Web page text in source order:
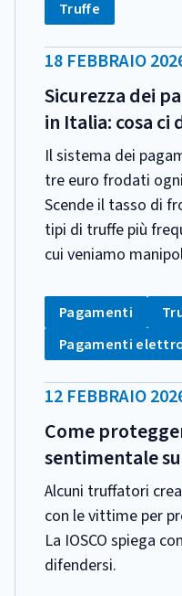
Tag:
Truffe
DATA
PUBBLICAZIONE:
18 FEBBRAIO
Sicurezza dei
in Italia: cosa ci
Il sistema dei
tre euro frodati
Scende il tasso di
tipi di truffe più
cui veniamo
CATEGORIA:
Tag:
Pagamenti
Tag:
Pagamenti
DATA
PUBBLICAZIONE:
12 FEBBRAIO
Come
sentimentale
Alcuni truffatori
con le vittime per
La IOSCO spiega
difendersi.